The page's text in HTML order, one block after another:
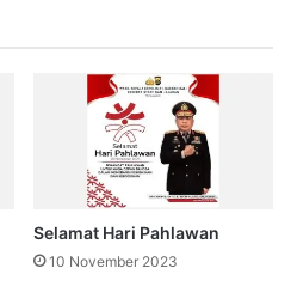
Selamat Hari Pahlawan
10 November 2023